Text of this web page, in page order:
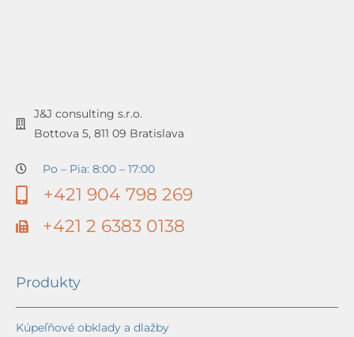
J&J consulting s.r.o.
Bottova 5, 811 09 Bratislava
Po – Pia: 8:00 – 17:00
+421 904 798 269
+421 2 6383 0138
Produkty
Kúpeľňové obklady a dlažby